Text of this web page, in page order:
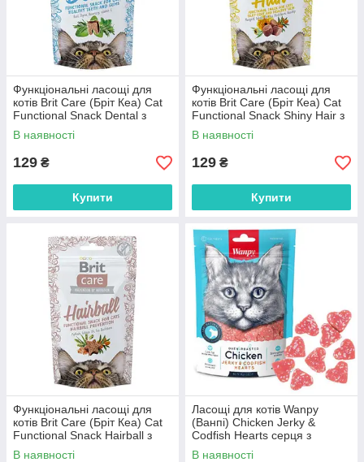
Функціональні ласощі для
котів Brit Care (Бріт Кеа) Cat
Functional Snack Dental з
індичкою 50 г
В наявності
129 ₴
Купити
Функціональні ласощі для
котів Brit Care (Бріт Кеа) Cat
Functional Snack Shiny Hair з
лососем 50 г
В наявності
129 ₴
Купити
Функціональні ласощі для
котів Brit Care (Бріт Кеа) Cat
Functional Snack Hairball з
качкою 50 г
В наявності
Ласощі для котів Wanpy
(Ванпі) Chicken Jerky &
Codfish Hearts серця з
куркою та тріскою 80 г
В наявності